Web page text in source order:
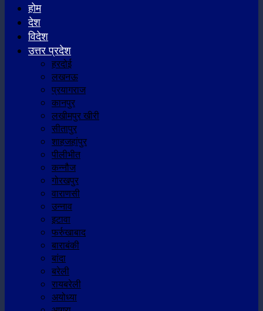
होम
देश
विदेश
उत्तर प्रदेश
हरदोई
लखनऊ
प्रयागराज
कानपुर
लखीमपुर खीरी
सीतापुर
शाहजहांपुर
पीलीभीत
कन्नौज
गोरखपुर
वाराणसी
उन्नाव
इटावा
फर्रुखाबाद
बाराबंकी
बांदा
बरेली
रायबरेली
अयोध्या